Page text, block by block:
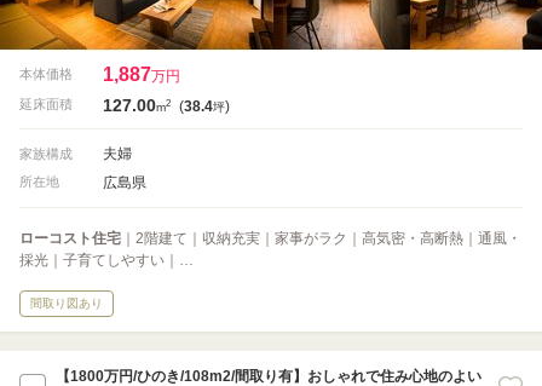
本体価格 1,887万円
延床面積 127.00m2 (38.4坪)
家族構成 夫婦
所在地 広島県
ローコスト住宅 ｜2階建て｜収納充実｜家事がラク｜高気密・高断熱｜通風・
採光｜子育てしやすい｜…
間取り図あり
【1800万円/ひのき/108m2/間取り有】おしゃれで住み心地のよい